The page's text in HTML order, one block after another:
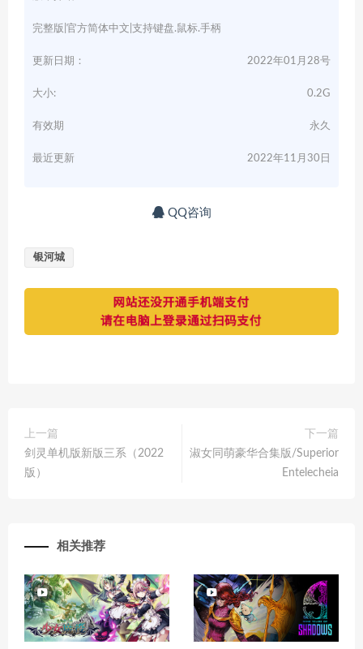
完整版|官方简体中文|支持键盘.鼠标.手柄
更新日期： 2022年01月28号
大小: 0.2G
有效期 永久
最近更新 2022年11月30日
QQ咨询
银河城
上一篇
剑灵单机版新版三系（2022
版）
下一篇
淑女同萌豪华合集版/Superior
Entelecheia
相关推荐